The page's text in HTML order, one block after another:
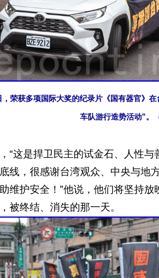
，荣获多项国际大奖的纪录片《国有器官》
车队游行造势活动”。
“这是捍卫民主的试金石、人性
线，很感谢台湾观众、中央与地
维护安全！”他说，他们将坚持